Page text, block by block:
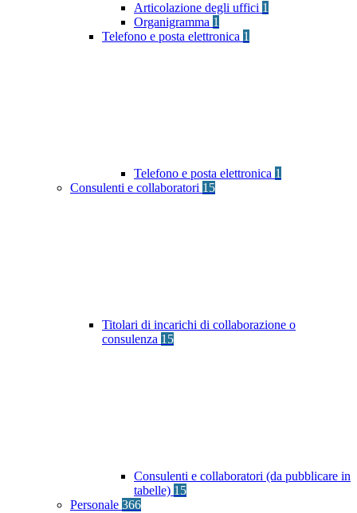
Articolazione degli uffici 1
Organigramma 1
Telefono e posta elettronica 1
Telefono e posta elettronica 1
Consulenti e collaboratori 15
Titolari di incarichi di collaborazione o
consulenza 15
Consulenti e collaboratori (da pubblicare in
tabelle) 15
Personale 366